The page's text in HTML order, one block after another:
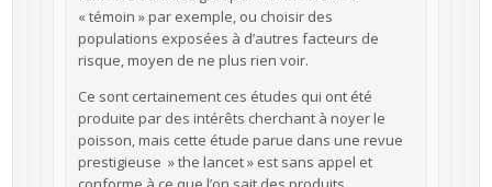
« témoin » par exemple, ou choisir des
populations exposées à d’autres facteurs de
risque, moyen de ne plus rien voir.
Ce sont certainement ces études qui ont été
produite par des intérêts cherchant à noyer le
poisson, mais cette étude parue dans une revue
prestigieuse » the lancet » est sans appel et